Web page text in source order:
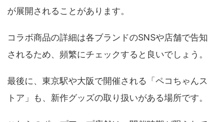
が展開されることがあります。
コラボ商品の詳細は各ブランドのSNSや店舗で告知
されるため、頻繁にチェックすると良いでしょう。
最後に、東京駅や大阪で開催される「ペコちゃんス
トア」も、新作グッズの取り扱いがある場所です。